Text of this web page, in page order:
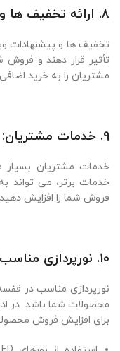
8. ارائه تخفیف ها و پیشنهادات ویژه روی قفسه ها:
تخفیف ها و پیشنهادات
تأثیر قرار دهند و فروش
مشتریان را به خرید
9. خدمات مشتریان:
خدمات مشتریان بسیار
خدمات برتر، می تواند
فروش شما را افزایش
10. نورپردازی مناسب در قفسه ها :
نورپردازی مناسب در
محصولات شما باشد. در
برای افزایش فروش